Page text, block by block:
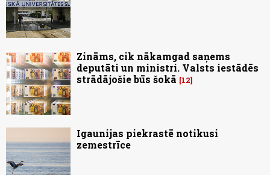
Zināms, cik nākamgad saņems
deputāti un ministri. Valsts iestādēs
strādājošie būs šokā
12
Igaunijas piekrastē notikusi
zemestrīce